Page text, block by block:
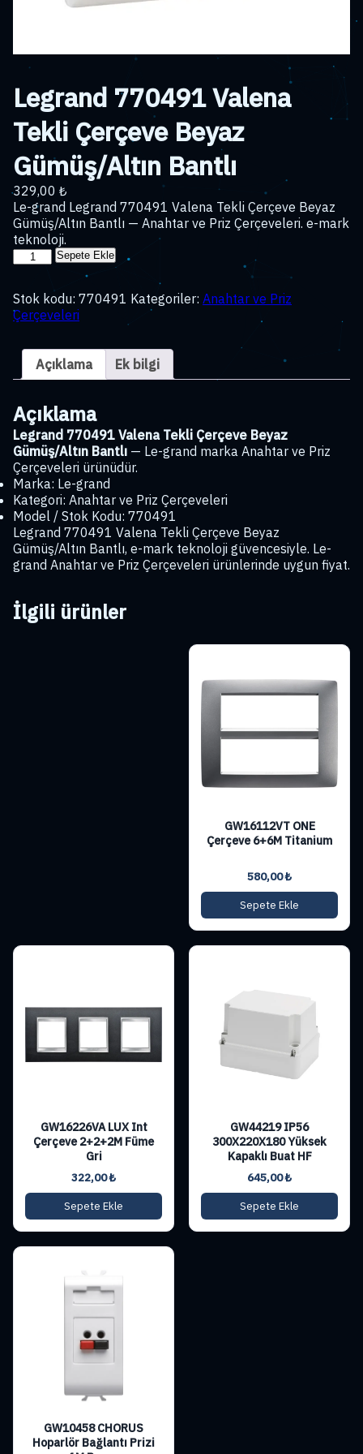
Legrand 770491 Valena
Tekli Çerçeve Beyaz
Gümüş/Altın Bantlı
329,00 ₺
Le-grand Legrand 770491 Valena Tekli Çerçeve Beyaz
Gümüş/Altın Bantlı — Anahtar ve Priz Çerçeveleri. e-mark
teknoloji.
Legrand
Tekli
Çerçeve
Gümüş/Altın
Bantlı
adet
Sepete Ekle
Stok kodu: 770491 Kategoriler: Anahtar ve Priz
Çerçeveleri
Açıklama Ek bilgi
Açıklama
Legrand 770491 Valena Tekli Çerçeve Beyaz
Gümüş/Altın Bantlı — Le-grand marka Anahtar ve Priz
Çerçeveleri ürünüdür.
Marka: Le-grand
Kategori: Anahtar ve Priz Çerçeveleri
Model / Stok Kodu: 770491
Legrand 770491 Valena Tekli Çerçeve Beyaz
Gümüş/Altın Bantlı, e-mark teknoloji güvencesiyle. Le-
grand Anahtar ve Priz Çerçeveleri ürünlerinde uygun fiyat.
İlgili ürünler
GW16112VT ONE
Çerçeve 6+6M Titanium
580,00₺
Sepete Ekle
GW16226VA LUX Int
Çerçeve 2+2+2M Füme
Gri
322,00₺
Sepete Ekle
GW44219 IP56
300X220X180 Yüksek
Kapaklı Buat HF
645,00₺
Sepete Ekle
GW10458 CHORUS
Hoparlör Bağlantı Prizi